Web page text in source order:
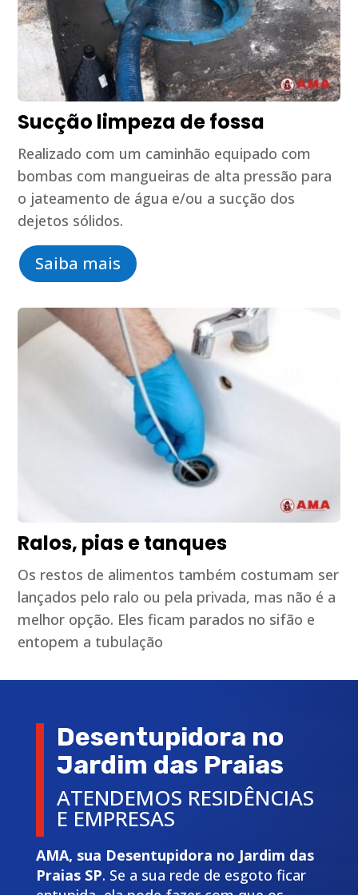
Sucção limpeza de fossa
Realizado com um caminhão equipado com
bombas com mangueiras de alta pressão para
o jateamento de água e/ou a sucção dos
dejetos sólidos.
Saiba mais
Ralos, pias e tanques
Os restos de alimentos também costumam ser
lançados pelo ralo ou pela privada, mas não é a
melhor opção. Eles ficam parados no sifão e
entopem a tubulação
Desentupidora no
Jardim das Praias
ATENDEMOS RESIDÊNCIAS
E EMPRESAS
AMA, sua Desentupidora no Jardim das
Praias SP. Se a sua rede de esgoto ficar